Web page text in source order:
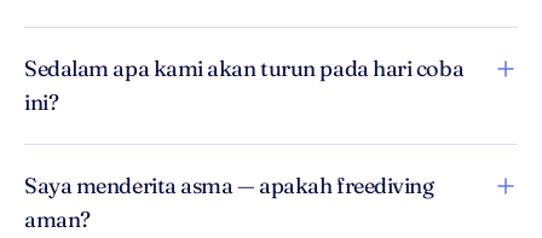
Sedalam apa kami akan turun pada hari coba
ini?
Saya menderita asma — apakah freediving
aman?